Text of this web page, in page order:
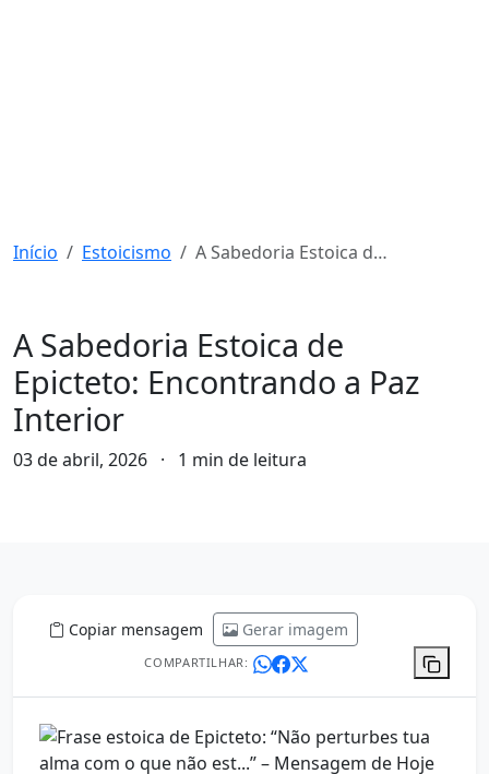
Início Estoicismo A Sabedoria Estoica de Epicteto: Encontrando a Paz Interior
A Sabedoria Estoica de
Epicteto: Encontrando a Paz
Interior
03 de abril, 2026 · 1 min de leitura
Copiar mensagem Gerar imagem
COMPARTILHAR: